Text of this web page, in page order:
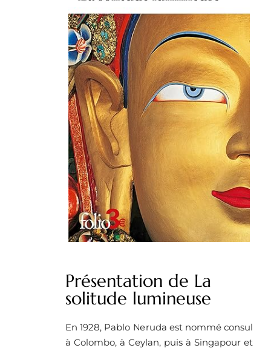
Présentation de La
solitude lumineuse
En 1928, Pablo Neruda est nommé consul
à Colombo, à Ceylan, puis à Singapour et